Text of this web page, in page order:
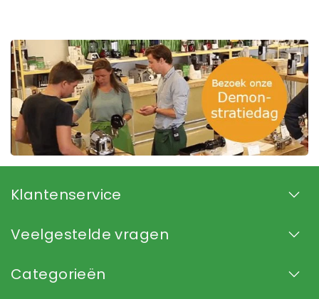
Klantenservice
Veelgestelde vragen
Categorieën